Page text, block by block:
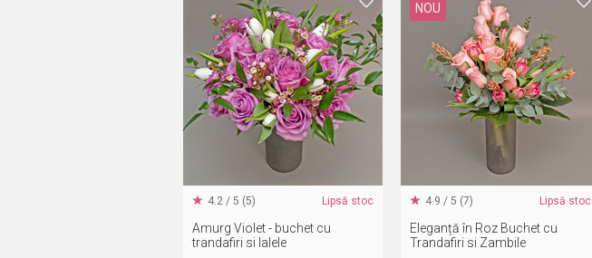
4.2 / 5 (5) Lipsă stoc
Amurg Violet - buchet cu
trandafiri si lalele
4.9 / 5 (7) Lipsă stoc
Eleganță în Roz Buchet cu
Trandafiri si Zambile
NOU